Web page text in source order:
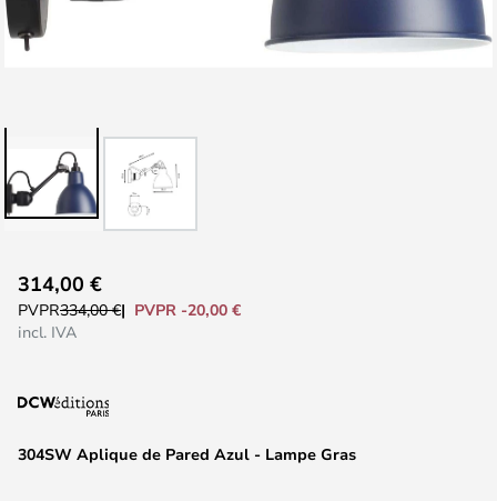
al
comienzo
galería
imágenes
304SW Aplique de Pared Azul - Lampe Gras
314,00 €
PVPR334,00 €
PVPR -20,00 €
incl. IVA